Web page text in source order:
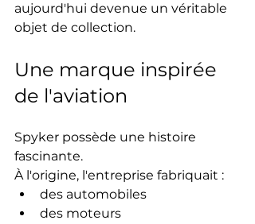
aujourd'hui devenue un véritable
objet de collection.
Une marque inspirée
de l'aviation
Spyker possède une histoire
fascinante.
À l'origine, l'entreprise fabriquait :
des automobiles
des moteurs